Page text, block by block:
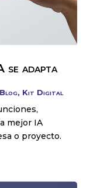
se adapta
Blog, Kit Digital
mejor IA
o proyecto.